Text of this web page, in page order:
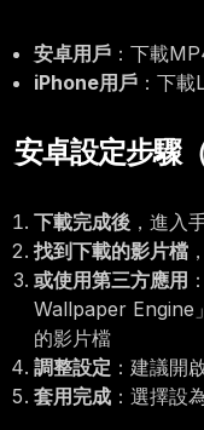
安卓用戶 ：下載
iPhone用戶 ：下
安卓設定步驟
下載完成後 ，進入
找到下載的影片檔
或使用第三方應用
Wallpaper Engine
的影片檔
調整設定 ：建議開
套用完成 ：選擇設